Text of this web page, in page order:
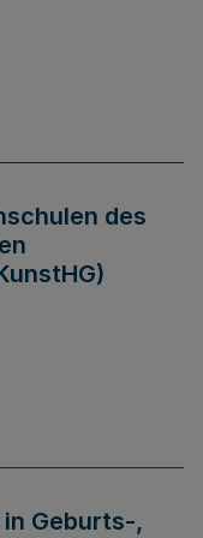
des
Geburts-,